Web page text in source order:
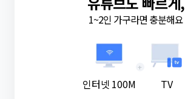
1~2인 가구라면 충분해요
인터넷 100M
+
TV